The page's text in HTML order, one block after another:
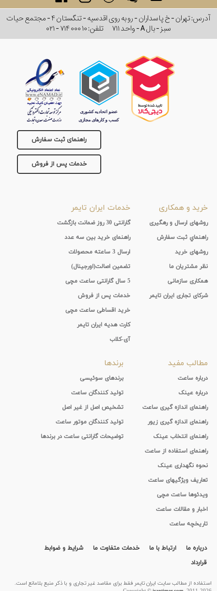
رنگ
میزان
لنز
میزان
یوی
آدرس: تهران - خ پاسداران - رو به روی اقدسیه - تنگستان ۴ - مجتمع حیات
سبز - بال A - واحد ۷۱۱
تلفن:۰۲۱ - ۷۱۴ ۰۰۰ ۱۰
راهنمای ثبت سفارش
خدمات پس از فروش
خرید و همکاری
روشهای ارسال و رهگیری
راهنماي ثبت سفارش
روشهای خرید
نظر مشتریان ما
همکاری سازمانی
شرکای تجاری ایران تایمر
خدمات ایران تایمر
گارانتی 30 روز ضمانت بازگشت
راهنمای خرید بین سه عدد
ارسال 3 ساعته محصولات
تضمین اصالت(اورجینال)
5 سال گارانتی ساعت مچی
خدمات پس از فروش
خرید اقساطی ساعت مچی
کارت هدیه ایران تایمر
آی-کلاب
مطالب مفید
درباره ساعت
درباره عینک
راهنمای اندازه گیری ساعت
راهنمای اندازه گیری زیور
راهنمای انتخاب عینک
راهنمای استفاده از ساعت
نحوه نگهداری عینک
تعاریف ویژگیهای ساعت
ویدئوها ساعت مچی
اخبار و مقالات ساعت
تاریخچه ساعت
برندها
برندهای سوئیسی
تولید کنندگان ساعت
تشخیص اصل از غیر اصل
تولید کنندگان موتور ساعت
توضیحات گارانتی ساعت در برندها
درباره ما ارتباط با ما خدمات متفاوت ما
شرایط و ضوابط
قرارداد
استفاده از مطالب سايت ایران تایمر فقط برای مقاصد غیر تجاری و با ذکر منبع بلامانع است.